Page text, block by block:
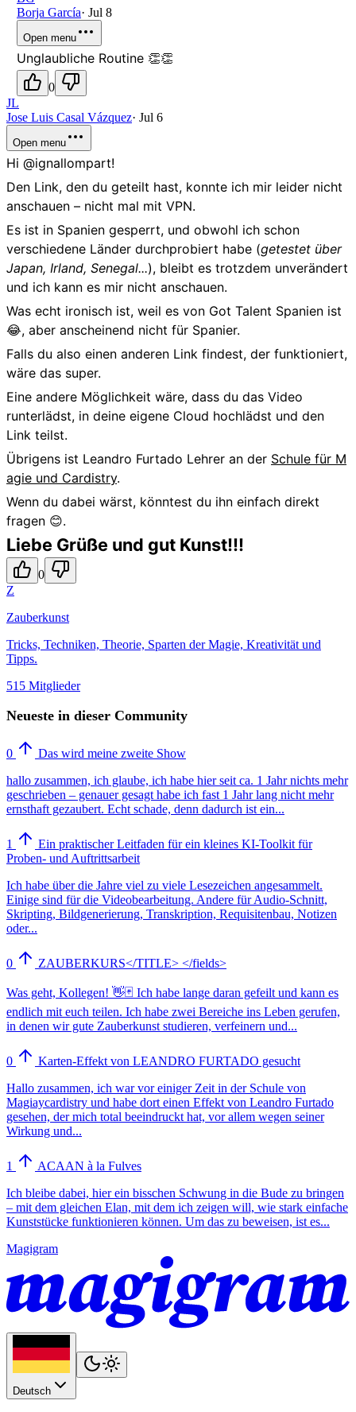
Borja García· Jul 8
Open menu
Unglaubliche Routine 👏👏
0
JL
Jose Luis Casal Vázquez· Jul 6
Open menu
Hi @ignallompart!
Den Link, den du geteilt hast, konnte ich mir leider nicht
anschauen – nicht mal mit VPN.
Es ist in Spanien gesperrt, und obwohl ich schon
verschiedene Länder durchprobiert habe (getestet über
Japan, Irland, Senegal...), bleibt es trotzdem unverändert
und ich kann es mir nicht anschauen.
Was echt ironisch ist, weil es von Got Talent Spanien ist
😂, aber anscheinend nicht für Spanier.
Falls du also einen anderen Link findest, der funktioniert,
wäre das super.
Eine andere Möglichkeit wäre, dass du das Video
runterlädst, in deine eigene Cloud hochlädst und den
Link teilst.
Übrigens ist Leandro Furtado Lehrer an der Schule für M
agie und Cardistry.
Wenn du dabei wärst, könntest du ihn einfach direkt
fragen 😊.
Liebe Grüße und gut Kunst!!!
0
Z
Zauberkunst
Tricks, Techniken, Theorie, Sparten der Magie, Kreativität und
Tipps.
515 Mitglieder
Neueste in dieser Community
0
Das wird meine zweite Show
hallo zusammen, ich glaube, ich habe hier seit ca. 1 Jahr nichts mehr
geschrieben – genauer gesagt habe ich fast 1 Jahr lang nicht mehr
ernsthaft gezaubert. Echt schade, denn dadurch ist ein...
1
Ein praktischer Leitfaden für ein kleines KI-Toolkit für
Proben- und Auftrittsarbeit
Ich habe über die Jahre viel zu viele Lesezeichen angesammelt.
Einige sind für die Videobearbeitung. Andere für Audio-Schnitt,
Skripting, Bildgenerierung, Transkription, Requisitenbau, Notizen
oder...
0 ZAUBERKURS</TITLE> </fields>
Was geht, Kollegen! 👋🃏 Ich habe lange daran gefeilt und kann es
endlich mit euch teilen. Ich habe zwei Bereiche ins Leben gerufen,
in denen wir gute Zauberkunst studieren, verfeinern und...
0
Karten-Effekt von LEANDRO FURTADO gesucht
Hallo zusammen, ich war vor einiger Zeit in der Schule von
Magiaycardistry und habe dort einen Effekt von Leandro Furtado
gesehen, der mich total beeindruckt hat, vor allem wegen seiner
Wirkung und...
1
ACAAN à la Fulves
Ich bleibe dabei, hier ein bisschen Schwung in die Bude zu bringen
– mit dem gleichen Elan, mit dem ich zeigen will, wie stark einfache
Kunststücke funktionieren können. Um das zu beweisen, ist es...
Magigram
Deutsch